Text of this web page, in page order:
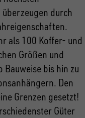
durch
als 100 Koffer- und
Größen und
bis hin zu
Den
Grenzen gesetzt!
Güter